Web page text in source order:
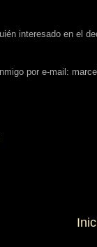
interesado en el
por e-mail: